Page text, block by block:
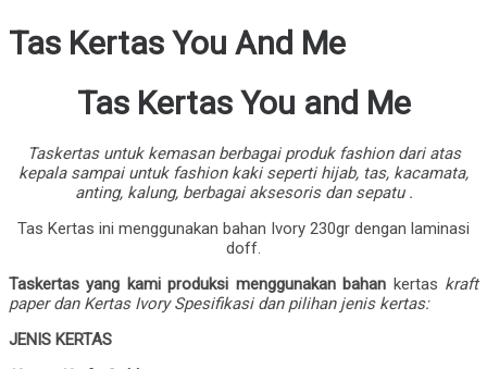
Tas Kertas You And Me
Tas Kertas You and Me
Taskertas untuk kemasan berbagai produk fashion dari atas
kepala sampai untuk fashion kaki seperti hijab, tas, kacamata,
anting, kalung, berbagai aksesoris dan sepatu .
Tas Kertas ini menggunakan bahan Ivory 230gr dengan laminasi
doff.
Taskertas yang kami produksi menggunakan bahan kertas kraft
paper dan Kertas Ivory Spesifikasi dan pilihan jenis kertas:
JENIS KERTAS